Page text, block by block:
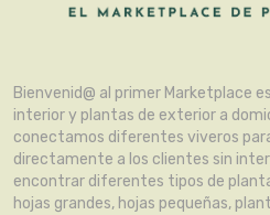
Bienvenid@ al primer Marketplace
interior y plantas de exterior a
conectamos diferentes viveros
directamente a los clientes sin
encontrar diferentes tipos de
hojas grandes, hojas pequeñas,